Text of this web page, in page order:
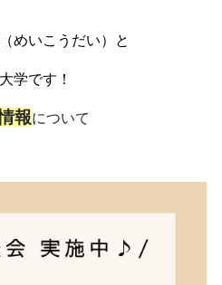
（めいこうだい）と
学です！
報について